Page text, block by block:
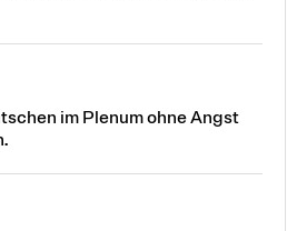
im Plenum ohne Angst